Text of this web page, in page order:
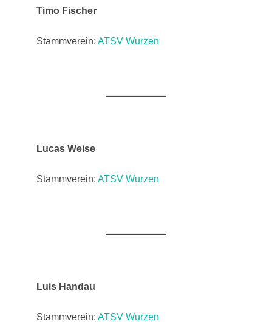
Timo Fischer
Stammverein: ATSV Wurzen
Lucas Weise
Stammverein: ATSV Wurzen
Luis Handau
Stammverein: ATSV Wurzen